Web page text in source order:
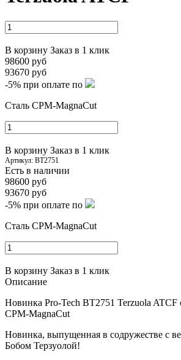
В корзину Заказ в 1 клик
98600 руб
93670 руб
-5% при оплате по
Сталь CPM-MagnaCut
В корзину Заказ в 1 клик
Артикул: BT2751
Есть в наличии
98600 руб
93670 руб
-5% при оплате по
Сталь CPM-MagnaCut
В корзину Заказ в 1 клик
Описание
Новинка Pro-Tech BT2751 Terzuola ATCF
CPM-MagnaCut
Новинка, выпущенная в содружестве с
Бобом Терзуолой!